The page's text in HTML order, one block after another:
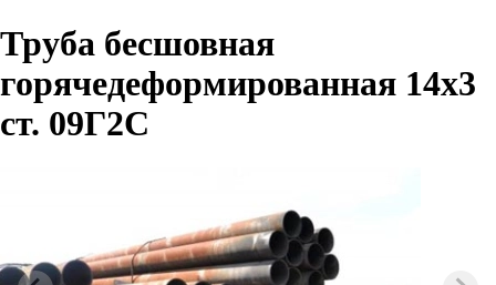
Труба бесшовная
горячедеформированная 14х3
ст. 09Г2С